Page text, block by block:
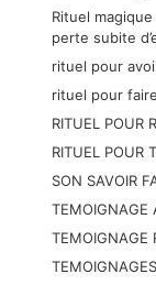
Rituel
perte subite
rituel pour
rituel pour
RITUEL POUR
RITUEL POUR
SON SAVOIR
TEMOIGNAGE
TEMOIGNAGE
TEMOIGNAGES